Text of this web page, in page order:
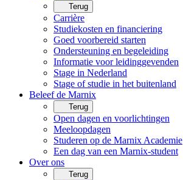
Terug
Carrière
Studiekosten en financiering
Goed voorbereid starten
Ondersteuning en begeleiding
Informatie voor leidinggevenden
Stage in Nederland
Stage of studie in het buitenland
Beleef de Marnix
Terug
Open dagen en voorlichtingen
Meeloopdagen
Studeren op de Marnix Academie
Een dag van een Marnix-student
Over ons
Terug